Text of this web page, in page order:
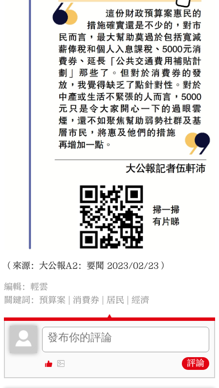
（來源：大公報A2：要聞 2023/02/23）
編輯：輕雲
關鍵詞：預算案 消費券 居民 經濟
評論